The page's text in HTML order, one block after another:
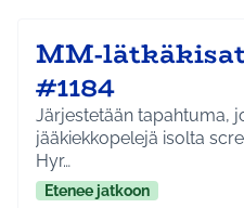
MM-
#1184
Järjestetään tapahtuma,
jääkiekkopelejä isolta
Hyr…
Etenee jatkoon